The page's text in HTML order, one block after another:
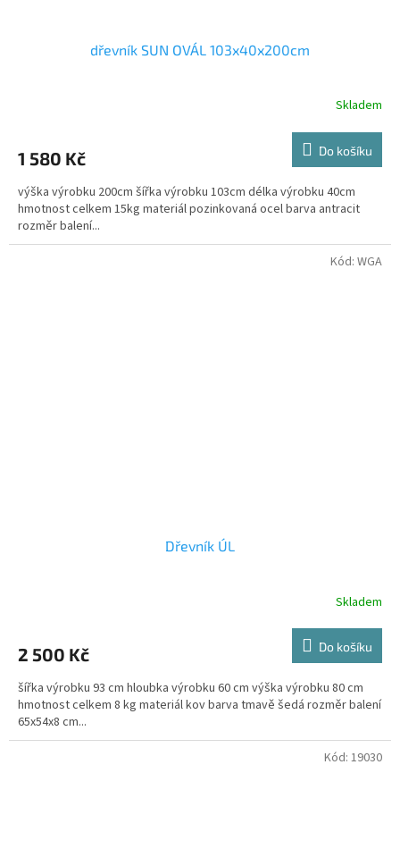
dřevník SUN OVÁL 103x40x200cm
Skladem
1 580 Kč Do košíku
výška výrobku 200cm šířka výrobku 103cm délka výrobku 40cm
hmotnost celkem 15kg materiál pozinkovaná ocel barva antracit
rozměr balení...
Dřevník ÚL
Skladem
2 500 Kč Do košíku
šířka výrobku 93 cm hloubka výrobku 60 cm výška výrobku 80 cm
hmotnost celkem 8 kg materiál kov barva tmavě šedá rozměr balení
65x54x8 cm...
Kód: WGA
Kód: 19030